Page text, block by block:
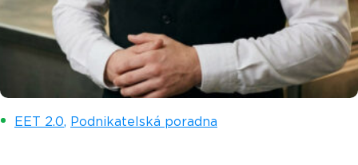
EET 2.0, Podnikatelská poradna